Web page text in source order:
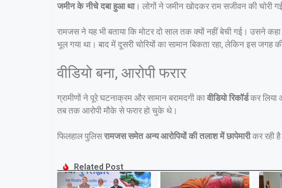
जमीन के नीचे दबा हुआ था। लोगों ने जमीन खोदकर राम सजीवन की चोरी
रामजस ने यह भी बताया कि मोटर दो साल तक क्यों नहीं बेची गई। उसने
भूल गया था। बाद में दूसरी चोरियों का सामान बिकता रहा, लेकिन इस जगह
वीडियो बना, आरोपी फरार
ग्रामीणों ने पूरे घटनाक्रम और सामान बरामदगी का वीडियो रिकॉर्डकर लिया
तब तक आरोपी मौके से फरार हो चुके थे।
फिलहाल पुलिसरामजस समेत अन्य आरोपियों की तलाश में छापेमारीकर रही
Related Post